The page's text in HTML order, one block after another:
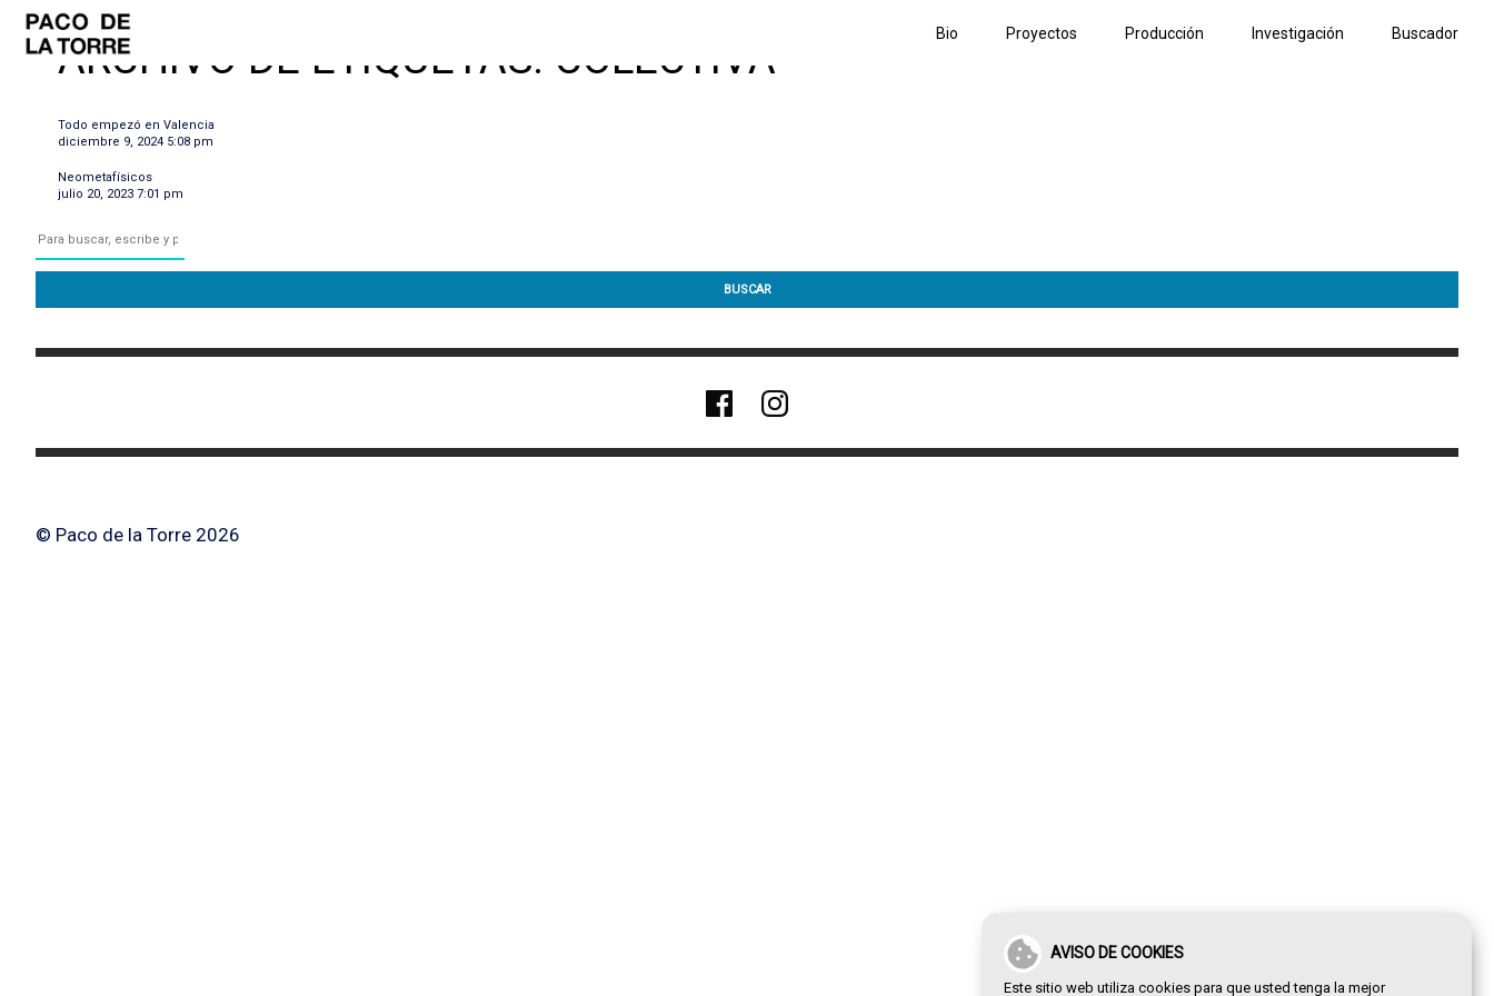
AVISO DE COOKIES
Este sitio web utiliza cookies para que usted tenga la mejor
Bio Proyectos Producción Investigación Buscador
ARCHIVO DE ETIQUETAS: COLECTIVA
Todo empezó en Valencia
diciembre 9, 2024 5:08 pm
Neometafísicos
julio 20, 2023 7:01 pm
BUSCAR
© Paco de la Torre 2026